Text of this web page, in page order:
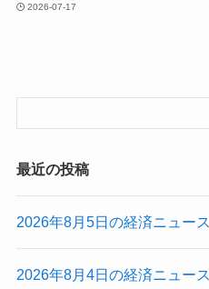
2026-07-17
最近の投稿
2026年8月5日の経済ニュー
2026年8月4日の経済ニュー